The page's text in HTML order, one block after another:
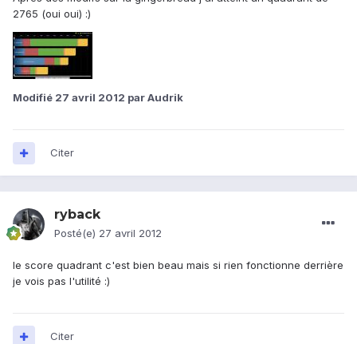
2765 (oui oui) :)
Modifié 27 avril 2012 par Audrik
Citer
ryback
Posté(e) 27 avril 2012
le score quadrant c'est bien beau mais si rien fonctionne derrière
je vois pas l'utilité :)
Citer